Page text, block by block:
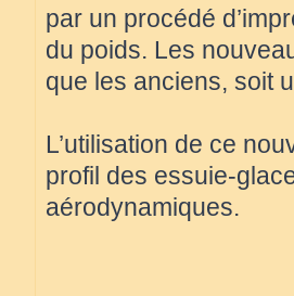
par un procédé
du poids. Les
que les anciens, soit
L’utilisation de ce
profil des essuie-
aérodynamiques.